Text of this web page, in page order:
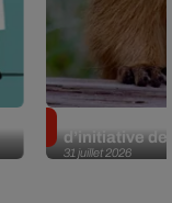
31 juillet 2026
d’initiative